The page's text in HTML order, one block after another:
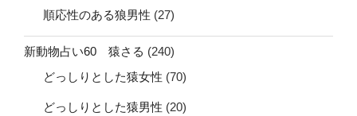
順応性のある狼男性 (27)
新動物占い60 猿さる (240)
どっしりとした猿女性 (70)
どっしりとした猿男性 (20)